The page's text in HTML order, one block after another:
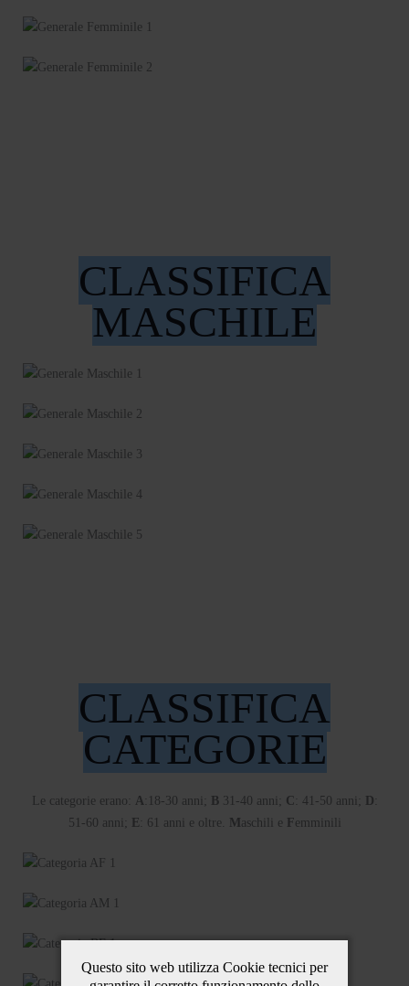
CLASSIFICA
MASCHILE
CLASSIFICA
CATEGORIE
Le categorie erano: A :18-30 anni; B31-40 anni; C : 41-50 anni; D
51-60 anni;
E : 61 anni e oltre. M aschili e Femminili
Questo sito web utilizza Cookie tecnici per